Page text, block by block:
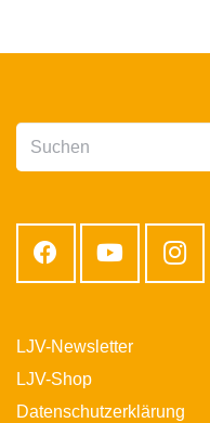
LJV-Newsletter
LJV-Shop
Datenschutzerklärung